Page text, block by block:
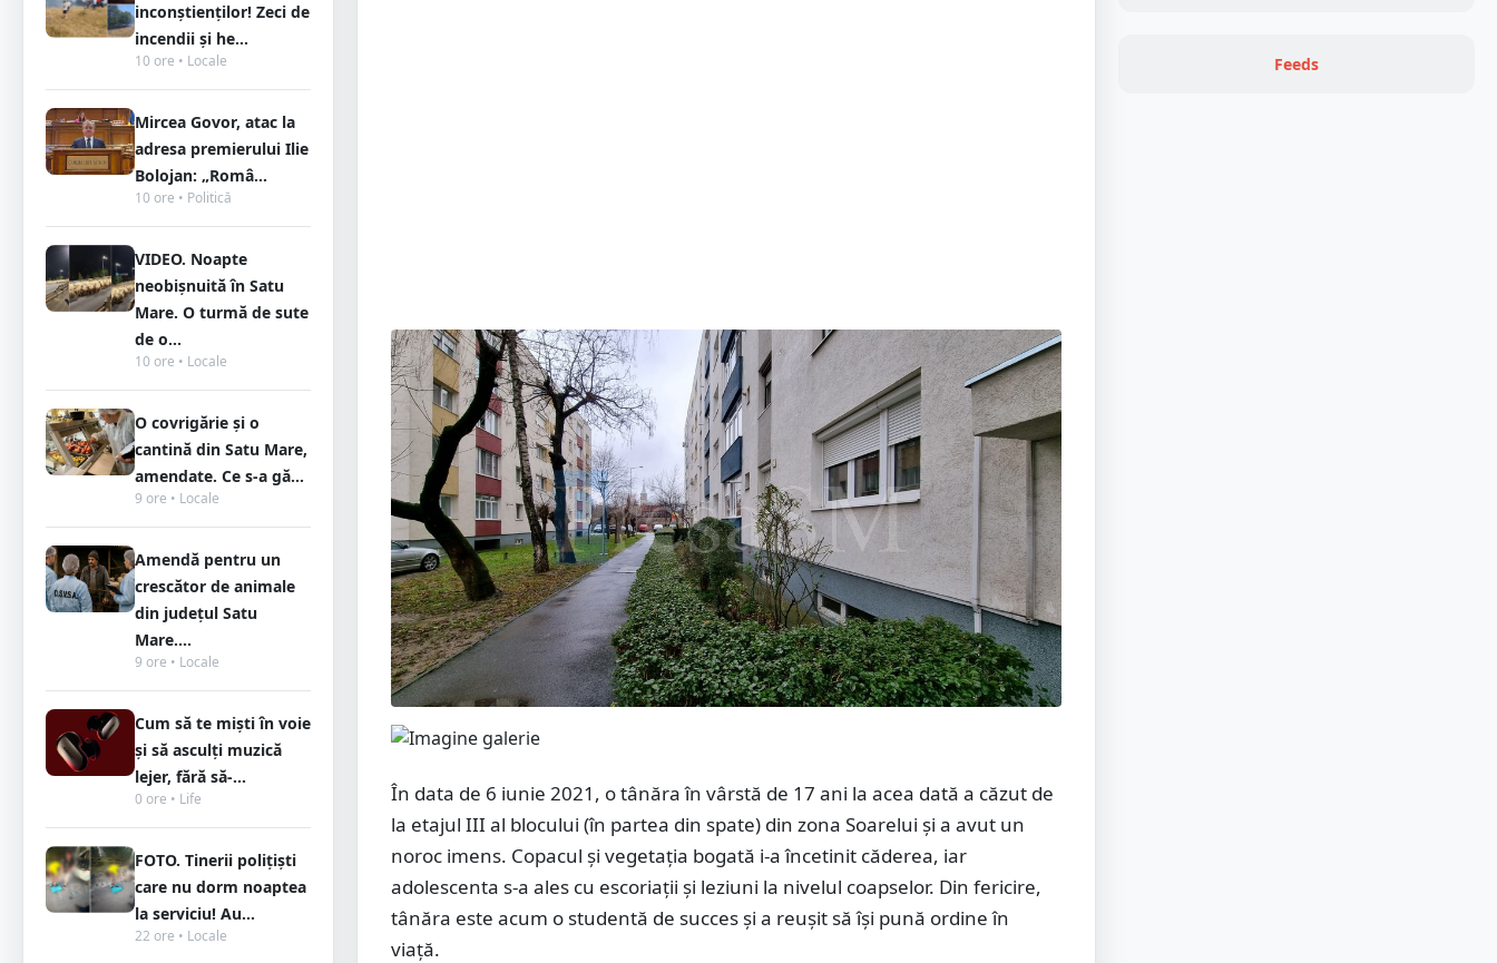
inconștienților! Zeci de
incendii și he...
10 ore • Locale
Mircea Govor, atac la
adresa premierului Ilie
Bolojan: „Româ...
10 ore • Politică
VIDEO. Noapte
neobișnuită în Satu
Mare. O turmă de sute
de o...
10 ore • Locale
O covrigărie și o
cantină din Satu Mare,
amendate. Ce s-a gă...
9 ore • Locale
Amendă pentru un
crescător de animale
din județul Satu
Mare....
9 ore • Locale
Cum să te miști în voie
și să asculți muzică
lejer, fără să-...
0 ore • Life
FOTO. Tinerii polițiști
care nu dorm noaptea
la serviciu! Au...
22 ore • Locale
În data de 6 iunie 2021, o tânăra în vârstă de 17 ani la acea dată a căzut de
la etajul III al blocului (în partea din spate) din zona Soarelui și a avut un
noroc imens. Copacul și vegetația bogată i-a încetinit căderea, iar
adolescenta s-a ales cu escoriații și leziuni la nivelul coapselor. Din fericire,
tânăra este acum o studentă de succes și a reușit să își pună ordine în
viață.
Feeds